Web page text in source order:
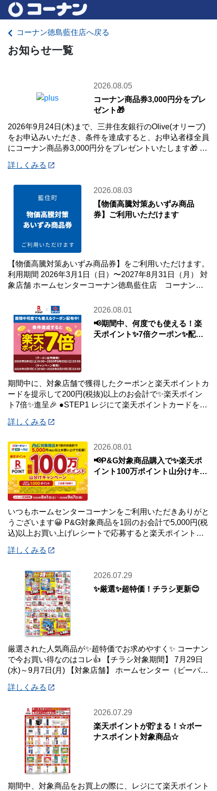
コーナン徳島藍住店へ戻る
お知らせ一覧
2026.08.05
コーナン商品券3,000円分をプレ
ゼント🎁
2026年9月24日(木)まで、三井住友銀行のOlive(オリーブ)
をお申込みいただき、条件を達成すると、お申込者様全員
にコーナン商品券3,000円分をプレゼントいたします🎁 詳
詳しくみる
2026.08.03
【物価高騰対策あいずみ商品
券】ご利用いただけます
【物価高騰対策あいずみ商品券】をご利用いただけます。
利用期間 2026年3月1日（日）〜2027年8月31日（月） 対
象店舗 ホームセンターコーナン徳島藍住店 コーナン
2026.08.01
📢期間中、何度でも使える！楽
天ポイント✨7倍クーポン✨配布
期間中に、対象店舗で獲得したクーポンと楽天ポイントカ
ードを提示して200円(税抜)以上のお会計で✨楽天ポイン
ト7倍✨進呈🎉 ●STEP1 レジにて楽天ポイントカードを提
詳しくみる
2026.08.01
📢P&G対象商品購入で✨楽天ポ
イント100万ポイント山分けキャ
いつもホームセンターコーナンをご利用いただきありがと
うございます😀 P&G対象商品を1回のお会計で5,000円(税
込)以上お買い上げレシートで応募すると楽天ポイント総
詳しくみる
2026.07.29
✨厳選✨超特価！チラシ更新😊
厳選された人気商品が✨超特価でお求めやすく✨ コーナン
で今お買い得なのはコレ👍 【チラシ対象期間】 7月29日
(水)～9月7日(月) 【対象店舗】 ホームセンター（ビーバー
詳しくみる
2026.07.29
楽天ポイントが貯まる！☆ボー
ナスポイント対象商品☆
期間中、対象商品をお買上の際に、レジにて楽天ポイント